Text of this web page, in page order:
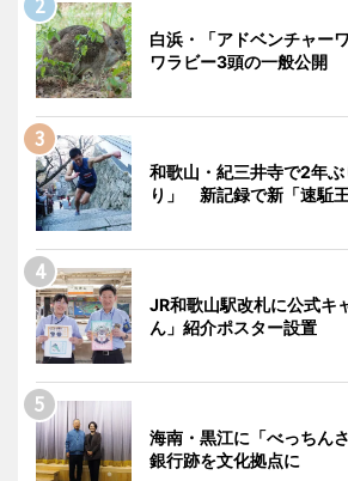
白浜・「アドベンチャー
ワラビー3頭の一般公開
和歌山・紀三井寺で2年
り」 新記録で新「速駈
JR和歌山駅改札に公式キ
ん」紹介ポスター設置
海南・黒江に「べっちん
銀行跡を文化拠点に